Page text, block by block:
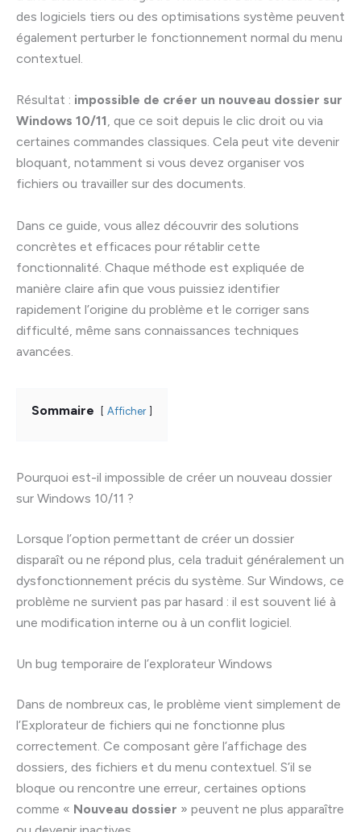
des logiciels tiers ou des optimisations système peuvent
également perturber le fonctionnement normal du menu
contextuel.
Résultat : impossible de créer un nouveau dossier sur
Windows 10/11, que ce soit depuis le clic droit ou via
certaines commandes classiques. Cela peut vite devenir
bloquant, notamment si vous devez organiser vos
fichiers ou travailler sur des documents.
Dans ce guide, vous allez découvrir des solutions
concrètes et efficaces pour rétablir cette
fonctionnalité. Chaque méthode est expliquée de
manière claire afin que vous puissiez identifier
rapidement l’origine du problème et le corriger sans
difficulté, même sans connaissances techniques
avancées.
Sommaire Afficher
Pourquoi est-il impossible de créer un nouveau dossier
sur Windows 10/11 ?
Lorsque l’option permettant de créer un dossier
disparaît ou ne répond plus, cela traduit généralement un
dysfonctionnement précis du système. Sur Windows, ce
problème ne survient pas par hasard : il est souvent lié à
une modification interne ou à un conflit logiciel.
Un bug temporaire de l’explorateur Windows
Dans de nombreux cas, le problème vient simplement de
l’Explorateur de fichiers qui ne fonctionne plus
correctement. Ce composant gère l’affichage des
dossiers, des fichiers et du menu contextuel. S’il se
bloque ou rencontre une erreur, certaines options
comme « Nouveau dossier » peuvent ne plus apparaître